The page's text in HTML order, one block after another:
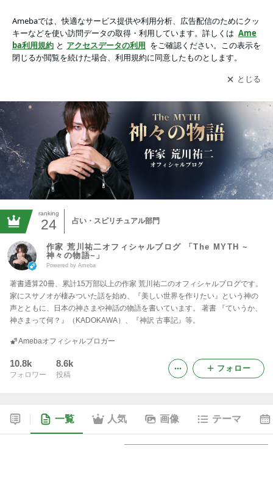
~」 Powered by Ameba
アプリをダウンロードして ブログの更新通知
を受け取りまし
ょう。
開く
ranking
24 占い・スピリチュアル部門
作家 荒川祐二オフィシャルブログ 「The MYTH ~
神々の物語~」
Powered by Ameba
著書通算20冊、累計15万部以上の作家 荒川祐二のオフィシャルブログです。
家にスサノオが棲みついた話を始め、『美しい世界を作りたい』という神の
声とともに、日本の神さまや神話の物語を書いています。 著書 『ていうか、
神さまって何？』（KADOKAWA）、『神訳 古事記』等。
Amebaオフィシャルブロガー
10.8k
フォロワー
8.6k
投稿
フォロー
一覧 人気 画像 テーマ